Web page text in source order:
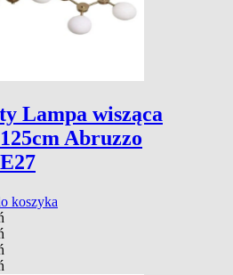
Lampa wisząca
Abruzzo
koszyka